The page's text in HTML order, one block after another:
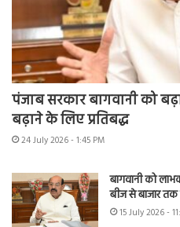
पंजाब सरकार बागवानी को
बढ़ाने के लिए प्रतिबद्ध
24 July 2026 - 1:45 PM
बागवानी को
बीज से बाजार तक
15 July 2026 -